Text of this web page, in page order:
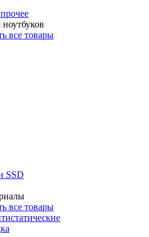
все товары
SSD
все товары